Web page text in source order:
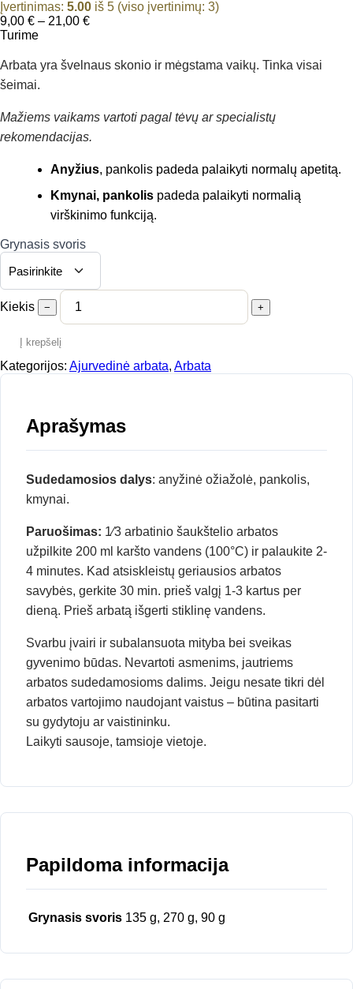
Įvertinimas: 5.00 iš 5 (viso įvertinimų: 3)
9,00 € – 21,00 €Price
through
Turime
Arbata yra švelnaus skonio ir mėgstama vaikų. Tinka visai
šeimai.
Mažiems vaikams vartoti pagal tėvų ar specialistų
rekomendacijas.
Anyžius, pankolis padeda palaikyti normalų apetitą.
Kmynai, pankolis padeda palaikyti normalią
virškinimo funkciją.
Grynasis svoris
Kiekis − +
Į krepšelį
Kategorijos: Ajurvedinė arbata, Arbata
Aprašymas
Sudedamosios dalys: anyžinė ožiažolė, pankolis,
kmynai.
Paruošimas: 1⁄3 arbatinio šaukštelio arbatos
užpilkite 200 ml karšto vandens (100°C) ir palaukite 2-
4 minutes. Kad atsiskleistų geriausios arbatos
savybės, gerkite 30 min. prieš valgį 1-3 kartus per
dieną. Prieš arbatą išgerti stiklinę vandens.
Svarbu įvairi ir subalansuota mityba bei sveikas
gyvenimo būdas. Nevartoti asmenims, jautriems
arbatos sudedamosioms dalims. Jeigu nesate tikri dėl
arbatos vartojimo naudojant vaistus – būtina pasitarti
su gydytoju ar vaistininku.
Laikyti sausoje, tamsioje vietoje.
Papildoma informacija
Grynasis svoris 135 g, 270 g, 90 g